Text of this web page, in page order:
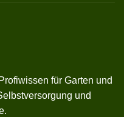
für Garten und
und